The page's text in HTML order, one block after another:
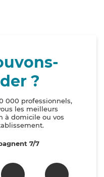
?
000 professionnels,
les meilleurs
à domicile ou vos
7/7